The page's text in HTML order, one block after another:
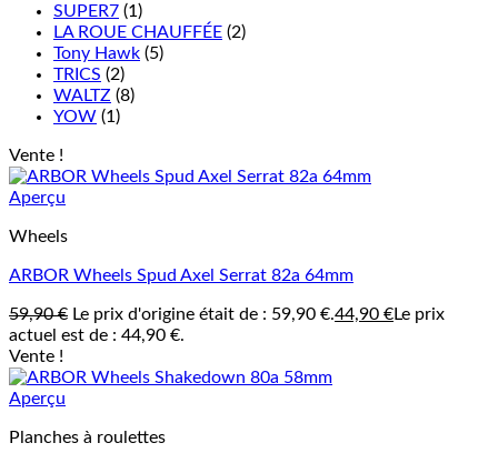
SUPER7 (1)
LA ROUE CHAUFFÉE (2)
Tony Hawk (5)
TRICS (2)
WALTZ (8)
YOW (1)
Vente !
Aperçu
Wheels
ARBOR Wheels Spud Axel Serrat 82a 64mm
59,90€ Le prix d'origine était de : 59,90 €.44,90 €Le prix
actuel est de : 44,90 €.
Vente !
Aperçu
Planches à roulettes